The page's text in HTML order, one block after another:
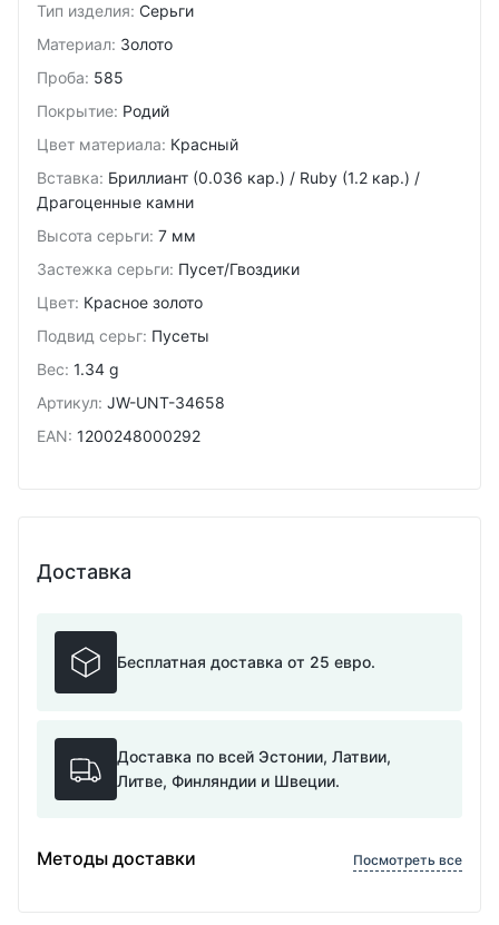
Тип изделия: Серьги
Материал: Золото
Проба: 585
Покрытие: Родий
Цвет материала: Красный
Вставка: Бриллиант (0.036 кар.) / Ruby (1.2 кар.) /
Драгоценные камни
Высота серьги: 7 мм
Застежка серьги: Пусет/Гвоздики
Цвет: Красное золото
Подвид cерьг: Пусеты
Вес: 1.34 g
Артикул: JW-UNT-34658
EAN: 1200248000292
Доставка
Бесплатная доставка от 25 евро.
Доставка по всей Эстонии, Латвии,
Литве, Финляндии и Швеции.
Методы доставки Посмотреть все